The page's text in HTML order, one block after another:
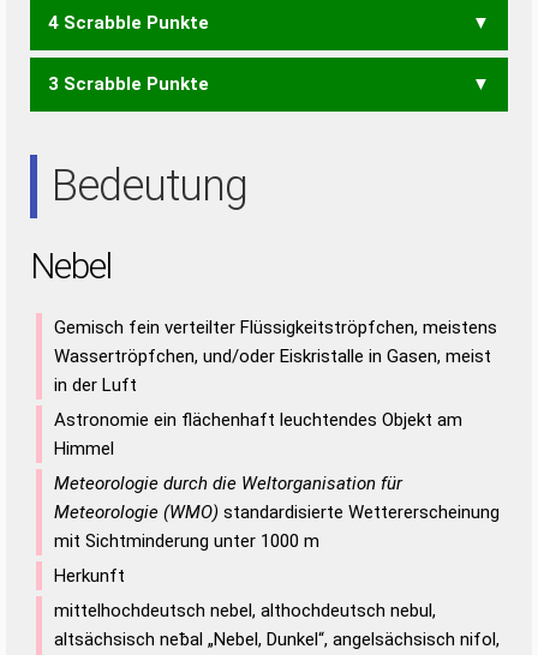
BEN ELEN
4 Scrabble Punkte
LEE
3 Scrabble Punkte
Bedeutung
Nebel
Gemisch fein verteilter Flüssigkeitströpfchen, meistens
Wassertröpfchen, und/oder Eiskristalle in Gasen, meist
in der Luft
Astronomie ein flächenhaft leuchtendes Objekt am
Himmel
Meteorologie durch die Weltorganisation für
Meteorologie (WMO) standardisierte Wettererscheinung
mit Sichtminderung unter 1000 m
Herkunft
mittelhochdeutsch nebel, althochdeutsch nebul,
altsächsisch neƀal „Nebel, Dunkel“, angelsächsisch nifol,